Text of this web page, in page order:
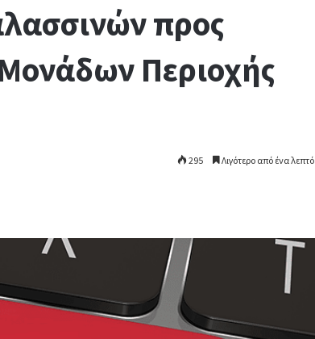
προς
Περιοχής
295 Λιγότερο από ένα λεπτό